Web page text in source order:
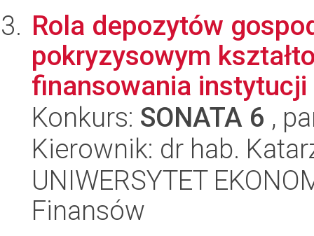
Rola depozytów
pokryzysowym
finansowania
Konkurs: SONATA 6 ,
Kierownik: dr hab.
UNIWERSYTET
Finansów